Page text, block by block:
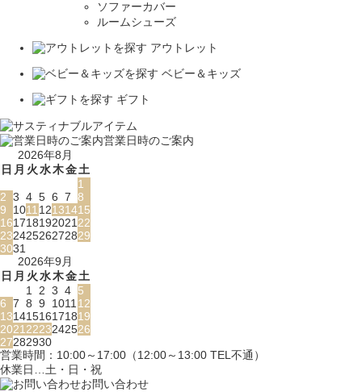
ソファーカバー
ルームシューズ
アウトレット
ベビー＆キッズ
ギフト
営業日時のご案内
2026年8月
日 月 火水木金土
1
2 3 4 5 6 7 8
9
101112131415
16171819202122
23242526272829
3031
2026年9月
日 月 火水木金土
1 2 3 4 5
6 7 8 9 101112
13141516171819
20212223242526
27282930
営業時間：10:00～17:00（12:00～13:00 TEL不通）
休業日…土・日・祝
お問い合わせ